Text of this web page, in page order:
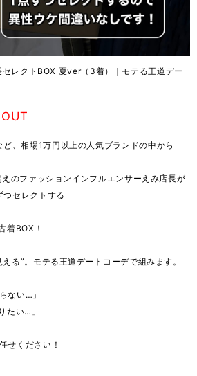
セレクトBOX 夏ver（3着）｜モテる王道デー
、相場1万円以上の人気ブランドの中から
のファッションインフルエンサーえみ店長が
つセレクトする
着BOX！
る”。モテる王道デートコーデで組みます。
ない…」
たい…」
せください！